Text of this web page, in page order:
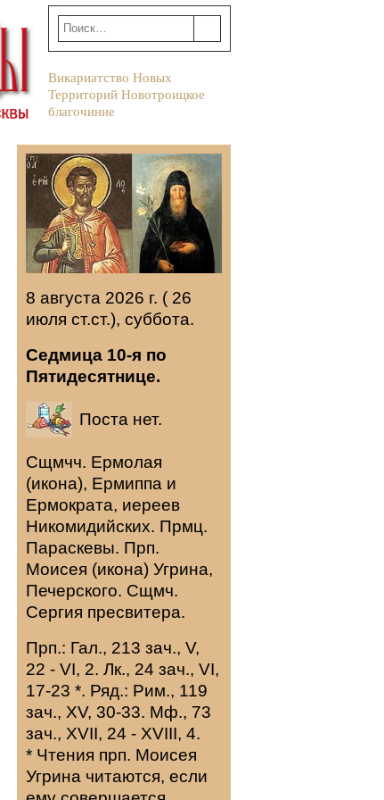
Викариатство Новых
Территорий Новотроицкое
благочиние
8 августа 2026 г. ( 26
июля ст.ст.), суббота.
Седмица 10-я по
Пятидесятнице.
Поста нет.
Сщмчч. Ермолая
(икона), Ермиппа и
Ермократа, иереев
Никомидийских. Прмц.
Параскевы. Прп.
Моисея (икона) Угрина,
Печерского. Сщмч.
Сергия пресвитера.
Прп.: Гал., 213 зач., V,
22 - VI, 2. Лк., 24 зач., VI,
17-23 *. Ряд.: Рим., 119
зач., XV, 30-33. Мф., 73
зач., XVII, 24 - XVIII, 4.
* Чтения прп. Моисея
Угрина читаются, если